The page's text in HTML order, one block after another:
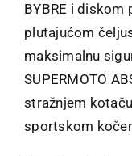
BYBRE i
plutajućom
maksimalnu
SUPERMOTO
stražnjem
sportskom